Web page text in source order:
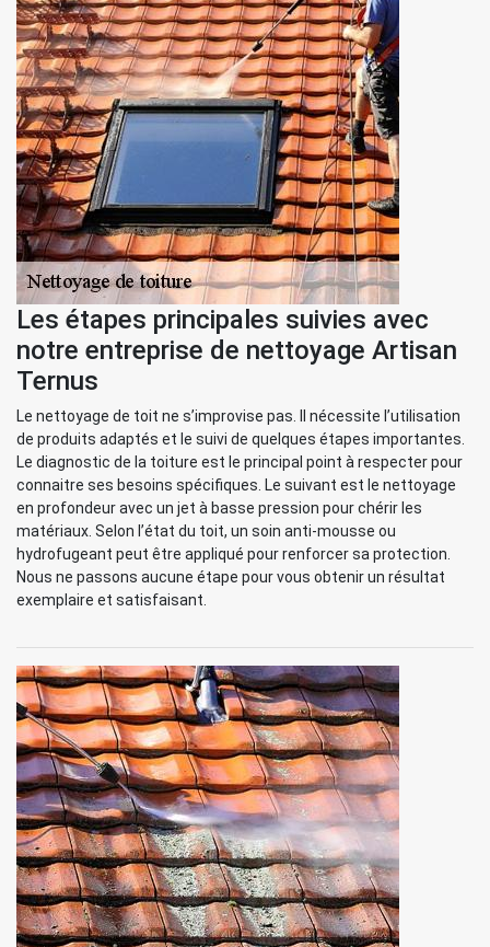
Les étapes principales suivies avec
notre entreprise de nettoyage Artisan
Ternus
Le nettoyage de toit ne s’improvise pas. Il nécessite l’utilisation
de produits adaptés et le suivi de quelques étapes importantes.
Le diagnostic de la toiture est le principal point à respecter pour
connaitre ses besoins spécifiques. Le suivant est le nettoyage
en profondeur avec un jet à basse pression pour chérir les
matériaux. Selon l’état du toit, un soin anti-mousse ou
hydrofugeant peut être appliqué pour renforcer sa protection.
Nous ne passons aucune étape pour vous obtenir un résultat
exemplaire et satisfaisant.